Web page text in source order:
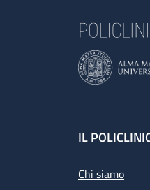
IL
Chi siamo